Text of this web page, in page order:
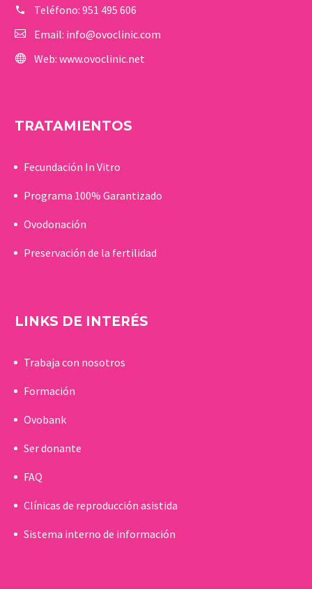
Teléfono: 951 495 606
Email: info@ovoclinic.com
Web: www.ovoclinic.net
TRATAMIENTOS
Fecundación In Vitro
Programa 100% Garantizado
Ovodonación
Preservación de la fertilidad
LINKS DE INTERÉS
Trabaja con nosotros
Formación
Ovobank
Ser donante
FAQ
Clínicas de reproducción asistida
Sistema interno de información